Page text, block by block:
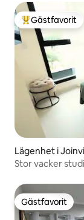
Populär
Gästfavorit
Lägenhet i
Stor vacker
Gästfavorit
Gästfavorit